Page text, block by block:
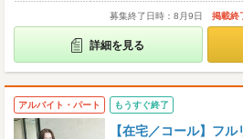
募集終了日時：8月9日 掲載終
詳細を見る
アルバイト・パート もうすぐ終了
【在宅／コール】フ